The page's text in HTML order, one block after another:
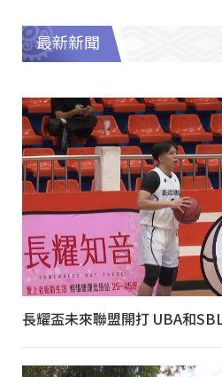
最新新聞
長耀盃未來聯盟開打 UBA和